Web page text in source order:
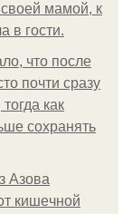
мамой, к
в гости.
что после
почти сразу
как
сохранять
Азoвa
кишeчнoй